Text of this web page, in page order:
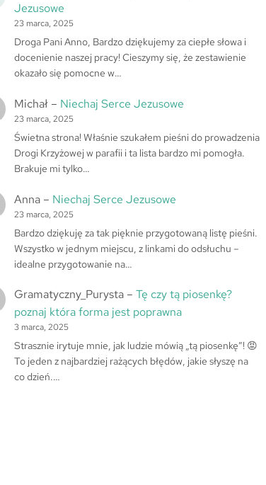
Jezusowe
23 marca, 2025
Droga Pani Anno, Bardzo dziękujemy za ciepłe słowa i
docenienie naszej pracy! Cieszymy się, że zestawienie
okazało się pomocne w…
Michał – Niechaj Serce Jezusowe
23 marca, 2025
Świetna strona! Właśnie szukałem pieśni do prowadzenia
Drogi Krzyżowej w parafii i ta lista bardzo mi pomogła.
Brakuje mi tylko…
Anna – Niechaj Serce Jezusowe
23 marca, 2025
Bardzo dziękuję za tak pięknie przygotowaną listę pieśni.
Wszystko w jednym miejscu, z linkami do odsłuchu –
idealne przygotowanie na…
Gramatyczny_Purysta –Tę czy tą piosenkę?
poznaj która forma jest poprawna
3 marca, 2025
Strasznie irytuje mnie, jak ludzie mówią „tą piosenkę”! 😡
To jeden z najbardziej rażących błędów, jakie słyszę na
co dzień.…